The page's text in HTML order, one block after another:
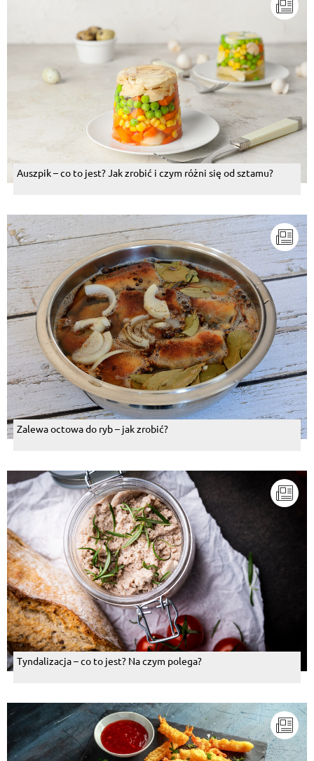
Auszpik – co to jest? Jak zrobić i czym różni się od sztamu?
Zalewa octowa do ryb – jak zrobić?
Tyndalizacja – co to jest? Na czym polega?